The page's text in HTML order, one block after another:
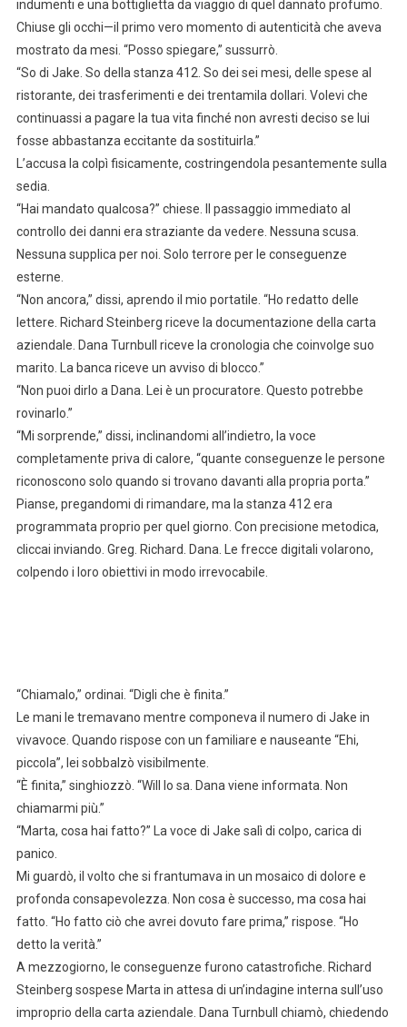
indumenti e una bottiglietta da viaggio di quel dannato profumo.
Chiuse gli occhi—il primo vero momento di autenticità che aveva
mostrato da mesi. “Posso spiegare,” sussurrò.
“So di Jake. So della stanza 412. So dei sei mesi, delle spese al
ristorante, dei trasferimenti e dei trentamila dollari. Volevi che
continuassi a pagare la tua vita finché non avresti deciso se lui
fosse abbastanza eccitante da sostituirla.”
L’accusa la colpì fisicamente, costringendola pesantemente sulla
sedia.
“Hai mandato qualcosa?” chiese. Il passaggio immediato al
controllo dei danni era straziante da vedere. Nessuna scusa.
Nessuna supplica per noi. Solo terrore per le conseguenze
esterne.
“Non ancora,” dissi, aprendo il mio portatile. “Ho redatto delle
lettere. Richard Steinberg riceve la documentazione della carta
aziendale. Dana Turnbull riceve la cronologia che coinvolge suo
marito. La banca riceve un avviso di blocco.”
“Non puoi dirlo a Dana. Lei è un procuratore. Questo potrebbe
rovinarlo.”
“Mi sorprende,” dissi, inclinandomi all’indietro, la voce
completamente priva di calore, “quante conseguenze le persone
riconoscono solo quando si trovano davanti alla propria porta.”
Pianse, pregandomi di rimandare, ma la stanza 412 era
programmata proprio per quel giorno. Con precisione metodica,
cliccai inviando. Greg. Richard. Dana. Le frecce digitali volarono,
colpendo i loro obiettivi in modo irrevocabile.
“Chiamalo,” ordinai. “Digli che è finita.”
Le mani le tremavano mentre componeva il numero di Jake in
vivavoce. Quando rispose con un familiare e nauseante “Ehi,
piccola”, lei sobbalzò visibilmente.
“È finita,” singhiozzò. “Will lo sa. Dana viene informata. Non
chiamarmi più.”
“Marta, cosa hai fatto?” La voce di Jake salì di colpo, carica di
panico.
Mi guardò, il volto che si frantumava in un mosaico di dolore e
profonda consapevolezza. Non cosa è successo, ma cosa hai
fatto. “Ho fatto ciò che avrei dovuto fare prima,” rispose. “Ho
detto la verità.”
A mezzogiorno, le conseguenze furono catastrofiche. Richard
Steinberg sospese Marta in attesa di un’indagine interna sull’uso
improprio della carta aziendale. Dana Turnbull chiamò, chiedendo